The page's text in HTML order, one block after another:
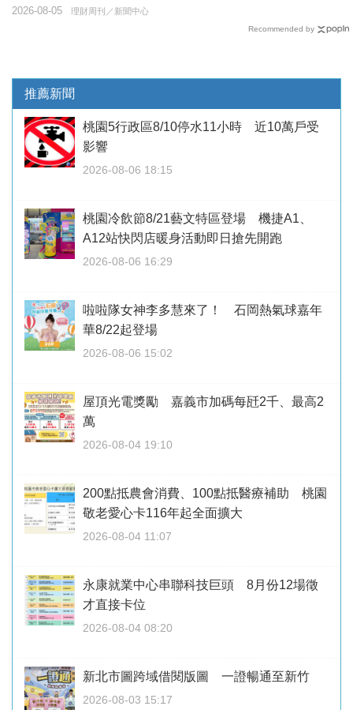
理財周刊／新聞中心
2026-08-05
Recommended by
推薦新聞
桃園5行政區8/10停水11小時 近10萬戶受
影響
2026-08-06 18:15
桃園冷飲節8/21藝文特區登場 機捷A1、
A12站快閃店暖身活動即日搶先開跑
2026-08-06 16:29
啦啦隊女神李多慧來了！ 石岡熱氣球嘉年
華8/22起登場
2026-08-06 15:02
屋頂光電獎勵 嘉義市加碼每瓩2千、最高2
萬
2026-08-04 19:10
200點抵農會消費、100點抵醫療補助 桃園
敬老愛心卡116年起全面擴大
2026-08-04 11:07
永康就業中心串聯科技巨頭 8月份12場徵
才直接卡位
2026-08-04 08:20
新北市圖跨域借閱版圖 一證暢通至新竹
2026-08-03 15:17